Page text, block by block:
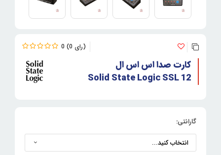
0 0
کارت صدا اس اس ال
Solid State Logic SSL 12
گارانتی: